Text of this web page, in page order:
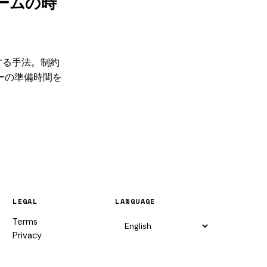
手法。制約
の準備時間を
LEGAL
Terms
Privacy
LANGUAGE